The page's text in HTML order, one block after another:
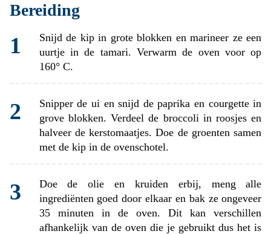
Bereiding
Snijd de kip in grote blokken en marineer ze een
uurtje in de tamari. Verwarm de oven voor op
160° C.
Snipper de ui en snijd de paprika en courgette in
grove blokken. Verdeel de broccoli in roosjes en
halveer de kerstomaatjes. Doe de groenten samen
met de kip in de ovenschotel.
Doe de olie en kruiden erbij, meng alle
ingrediënten goed door elkaar en bak ze ongeveer
35 minuten in de oven. Dit kan verschillen
afhankelijk van de oven die je gebruikt dus het is